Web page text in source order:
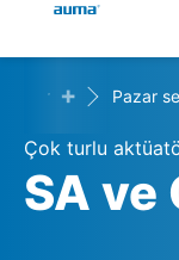
Ürünler
Çözümler
Global
Avrupa
Asya ve
Arama
+ Pazar
Çok turlu
SA ve